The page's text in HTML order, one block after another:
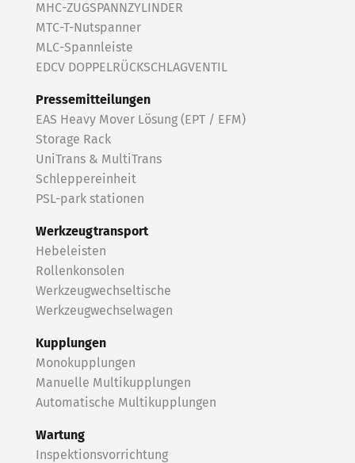
MHC-ZUGSPANNZYLINDER
MTC-T-Nutspanner
MLC-Spannleiste
EDCV DOPPELRÜCKSCHLAGVENTIL
Pressemitteilungen
EAS Heavy Mover Lösung (EPT / EFM)
Storage Rack
UniTrans & MultiTrans
Schleppereinheit
PSL-park stationen
Werkzeugtransport
Hebeleisten
Rollenkonsolen
Werkzeugwechseltische
Werkzeugwechselwagen
Kupplungen
Monokupplungen
Manuelle Multikupplungen
Automatische Multikupplungen
Wartung
Inspektionsvorrichtung